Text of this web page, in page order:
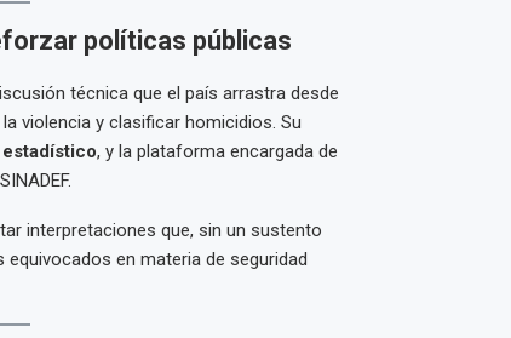
políticas públicas
técnica que el país arrastra desde
violencia y clasificar homicidios. Su
, y la plataforma encargada de
interpretaciones que, sin un sustento
en materia de seguridad